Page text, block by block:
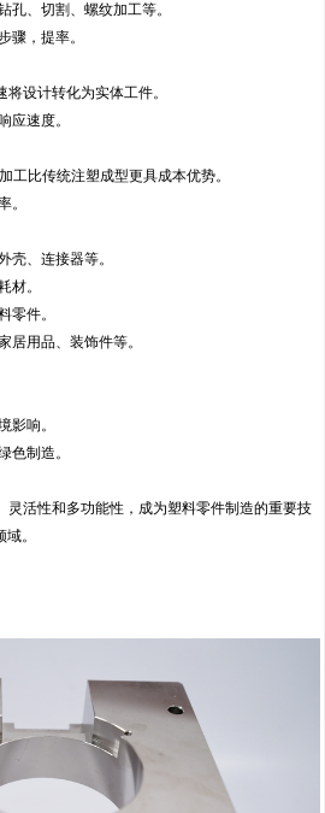
孔、切割、螺纹加工等。
骤，提率。
设计转化为实体工件。
应速度。
工比传统注塑成型更具成本优势。
。
、连接器等。
材。
零件。
用品、装饰件等。
影响。
色制造。
灵活性和多功能性，成为塑料零件制造的重要技
。